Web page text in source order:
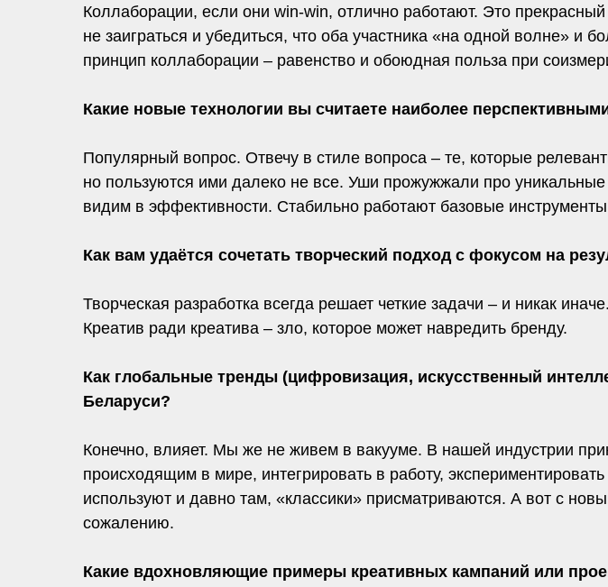
Коллаборации, если они win-win, отлично работают. Это
не заиграться и убедиться, что оба участника «на одной волне» и
принцип коллаборации – равенство и обоюдная польза при
Какие новые технологии вы считаете наиболее
Популярный вопрос. Отвечу в стиле вопроса – те, которые
но пользуются ими далеко не все. Уши прожужжали про
видим в эффективности. Стабильно работают базовые
Как вам удаётся сочетать творческий подход с фокусом на
Творческая разработка всегда решает четкие задачи – и никак
Креатив ради креатива – зло, которое может навредить бренду.
Как глобальные тренды (цифровизация, искусственный
Беларуси?
Конечно, влияет. Мы же не живем в вакууме. В нашей индустрии
происходящим в мире, интегрировать в работу,
используют и давно там, «классики» присматриваются. А вот с
сожалению.
Какие вдохновляющие примеры креативных кампаний или